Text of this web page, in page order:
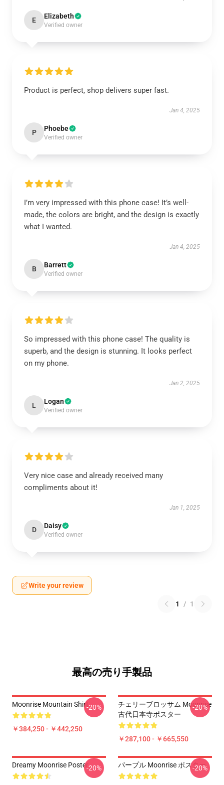
E Elizabeth
Verified owner
Product is perfect, shop delivers super fast.
Jan 4, 2025
P Phoebe
Verified owner
I’m very impressed with this phone case! It’s well-
made, the colors are bright, and the design is exactly
what I wanted.
Jan 4, 2025
B Barrett
Verified owner
So impressed with this phone case! The quality is
superb, and the design is stunning. It looks perfect
on my phone.
Jan 2, 2025
L Logan
Verified owner
Very nice case and already received many
compliments about it!
Jan 1, 2025
D Daisy
Verified owner
Write your review
1 / 1
最高の売り手製品
Moonrise Mountain Shirt
￥384,250 - ￥442,250
-20%
チェリーブロッサム Moonrise
古代日本寺ポスター
￥287,100 - ￥665,550
-20%
Dreamy Moonrise Poster-20% パープル Moonrise ポスター
-20%